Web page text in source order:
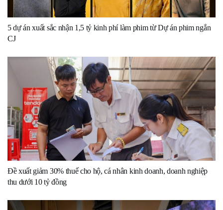
5 dự án xuất sắc nhận 1,5 tỷ kinh phí làm phim từ Dự án phim ngắn
CJ
Đề xuất giảm 30% thuế cho hộ, cá nhân kinh doanh, doanh nghiệp
thu dưới 10 tỷ đồng